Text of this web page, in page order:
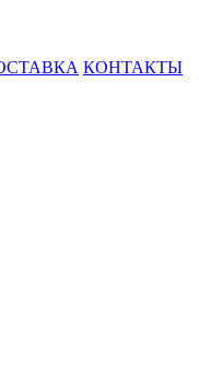
КОНТАКТЫ